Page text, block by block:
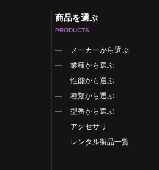
商品を選ぶ
PRODUCTS
メーカーから選ぶ
業種から選ぶ
性能から選ぶ
種類から選ぶ
型番から選ぶ
アクセサリ
レンタル製品一覧